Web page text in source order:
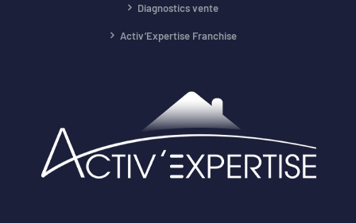
Diagnostics vente
Activ’Expertise Franchise